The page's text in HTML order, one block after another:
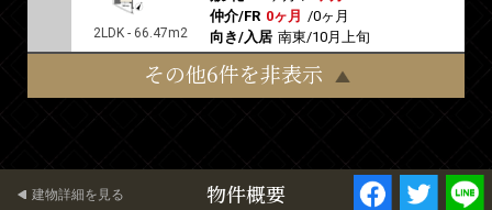
2LDK - 66.47m2
仲介/FR 0ヶ月 /0ヶ月
向き/入居 南東/10月上旬
その他6件を非表示
物件概要
建物詳細を見る